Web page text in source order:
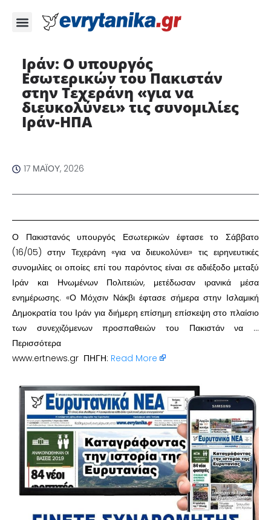
Ιράν: Ο υπουργός
Εσωτερικών του Πακιστάν
στην Τεχεράνη «για να
διευκολύνει» τις συνομιλίες
Ιράν-ΗΠΑ ​
17 ΜΑΪ́ΟΥ, 2026
​Ο Πακιστανός υπουργός Εσωτερικών έφτασε το Σάββατο
(16/05) στην Τεχεράνη «για να διευκολύνει» τις ειρηνευτικές
συνομιλίες οι οποίες επί του παρόντος είναι σε αδιέξοδο μεταξύ
Ιράν και Ηνωμένων Πολιτειών, μετέδωσαν ιρανικά μέσα
ενημέρωσης. «Ο Μόχσιν Νάκβι έφτασε σήμερα στην Ισλαμική
Δημοκρατία του Ιράν για διήμερη επίσημη επίσκεψη στο πλαίσιο
των συνεχιζόμενων προσπαθειών του Πακιστάν να …
Περισσότερα
www.ertnews.gr ΠΗΓΗ: Read More